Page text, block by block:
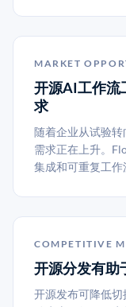
MARKET
开源AI工作流
求
随着企业从试验
需求正在上升。
集成和可重复工作
COMPETITIVE
开源分发有助
开源发布可降低